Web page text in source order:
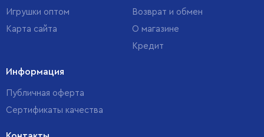
Игрушки оптом
Карта сайта
Возврат и обмен
О магазине
Кредит
Информация
Публичная оферта
Сертификаты качества